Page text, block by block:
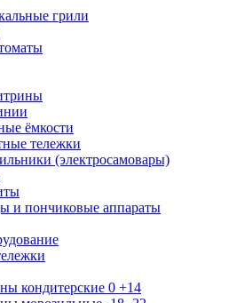
грили
ёмкости
тележки
(электросамовары)
и пончиковые аппараты
кондитерские 0 +14